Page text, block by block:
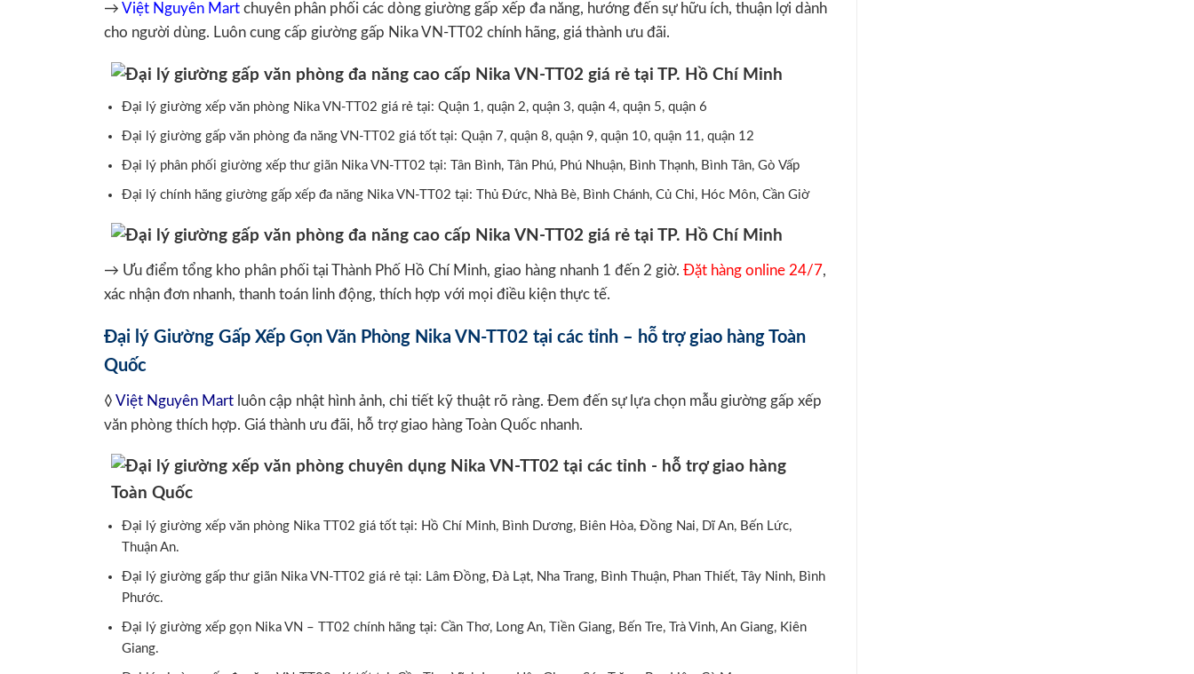
→ Việt Nguyên Mart chuyên phân phối các dòng giường gấp xếp đa năng, hướng đến sự hữu ích, thuận lợi dành
cho người dùng. Luôn cung cấp giường gấp Nika VN-TT02 chính hãng, giá thành ưu đãi.
Đại lý giường xếp văn phòng Nika VN-TT02 giá rẻ tại: Quận 1, quận 2, quận 3, quận 4, quận 5, quận 6
Đại lý giường gấp văn phòng đa năng VN-TT02 giá tốt tại: Quận 7, quận 8, quận 9, quận 10, quận 11, quận 12
Đại lý phân phối giường xếp thư giãn Nika VN-TT02 tại: Tân Bình, Tân Phú, Phú Nhuận, Bình Thạnh, Bình Tân, Gò Vấp
Đại lý chính hãng giường gấp xếp đa năng Nika VN-TT02 tại: Thủ Đức, Nhà Bè, Bình Chánh, Củ Chi, Hóc Môn, Cần Giờ
→ Ưu điểm tổng kho phân phối tại Thành Phố Hồ Chí Minh, giao hàng nhanh 1 đến 2 giờ. Đặt hàng online 24/7,
xác nhận đơn nhanh, thanh toán linh động, thích hợp với mọi điều kiện thực tế.
Đại lý Giường Gấp Xếp Gọn Văn Phòng Nika VN-TT02 tại các tỉnh – hỗ trợ giao hàng Toàn
Quốc
◊ Việt Nguyên Mart luôn cập nhật hình ảnh, chi tiết kỹ thuật rõ ràng. Đem đến sự lựa chọn mẫu giường gấp xếp
văn phòng thích hợp. Giá thành ưu đãi, hỗ trợ giao hàng Toàn Quốc nhanh.
Đại lý giường xếp văn phòng Nika TT02 giá tốt tại: Hồ Chí Minh, Bình Dương, Biên Hòa, Đồng Nai, Dĩ An, Bến Lức,
Thuận An.
Đại lý giường gấp thư giãn Nika VN-TT02 giá rẻ tại: Lâm Đồng, Đà Lạt, Nha Trang, Bình Thuận, Phan Thiết, Tây Ninh, Bình
Phước.
Đại lý giường xếp gọn Nika VN – TT02 chính hãng tại: Cần Thơ, Long An, Tiền Giang, Bến Tre, Trà Vinh, An Giang, Kiên
Giang.